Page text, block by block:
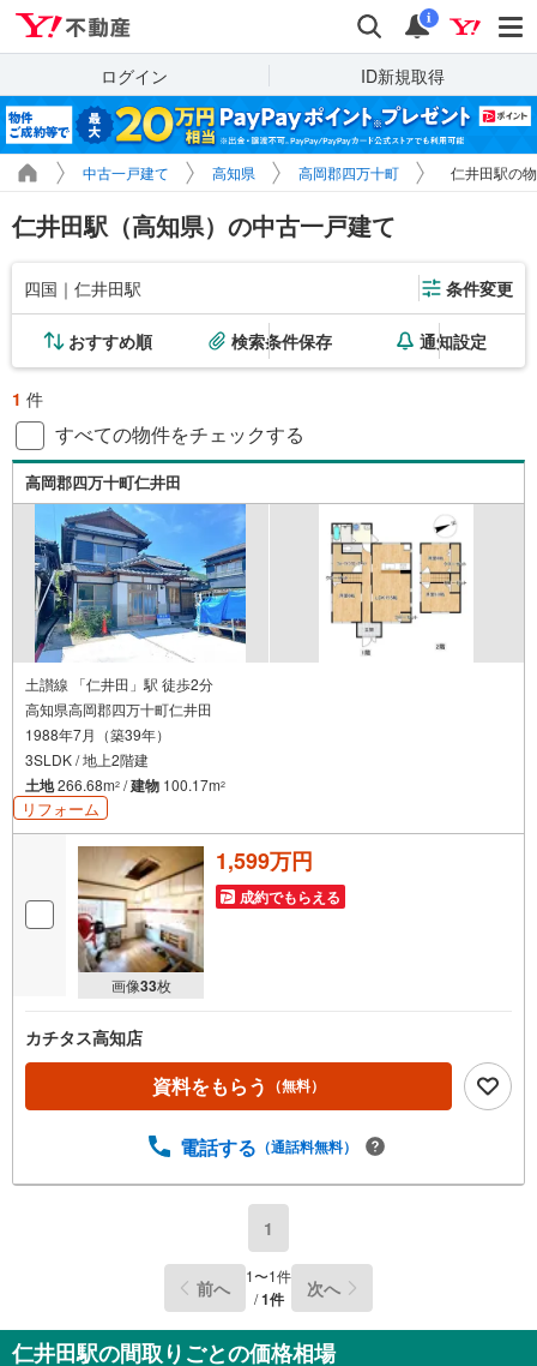
検索 通知
i
ログイン ID新規取得
中古一戸建て 高知県 高岡郡四万十町 仁井田駅の
仁井田駅（高知県）の中古一戸建て
四国｜仁井田駅 条件変更
おすすめ順 検索条件保存 通知設定
1 件
すべての物件をチェックする
高岡郡四万十町仁井田
土讃線 「仁井田」駅 徒歩2分
高知県高岡郡四万十町仁井田
1988年7月（築39年）
3SLDK / 地上2階建
土地266.68m2 /建物 100.17m2
リフォーム
画像33枚
1,599万円
成約でもらえる
カチタス高知店
資料をもらう （無料）
電話する （通話料無料）
1
前へ 1〜1件
/1件 次へ
仁井田駅の間取りごとの価格相場